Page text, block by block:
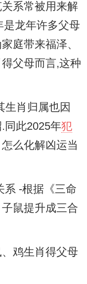
系常被用来解
是龙年许多父母
庭带来福泽、
父母而言,这种
生肖归属也因
同此2025年犯
么化解凶运当
系 -根据《三命
鼠提升成三合
鸡生肖得父母